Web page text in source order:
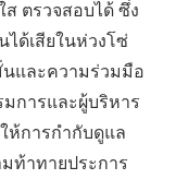
ตรวจสอบได้ ซึ่ง
ได้เสียในห่วงโซ่
และความร่วมมือ
การและผู้บริหาร
ห้การกำกับดูแล
ท้าทายประการ